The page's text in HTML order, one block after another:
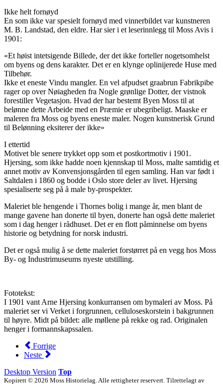
Ikke helt fornøyd
En som ikke var spesielt fornøyd med vinnerbildet var kunstneren
M. B. Landstad, den eldre. Har sier i et leserinnlegg til Moss Avis i
1901:
«Et høist intetsigende Billede, der det ikke forteller nogetsomhelst
om byens og dens karakter. Det er en klynge oplinijerede Huse med
Tilbehør.
Ikke et eneste Vindu mangler. En vel afpudset graabrun Fabrikpibe
rager op over Nøiagheden fra Nogle grønlige Dotter, der vistnok
forestiller Vegetasjon. Hvad der har bestemt Byen Moss til at
belønne dette Arbeide med en Præmie er ubegribeligt. Maaske er
maleren fra Moss og byens eneste maler. Nogen kunstnerisk Grund
til Belønning eksiterer der ikke»
I ettertid
Motivet ble senere trykket opp som et postkortmotiv i 1901.
Hjersing, som ikke hadde noen kjennskap til Moss, malte samtidig et
annet motiv av Konvensjonsgården til egen samling. Han var født i
Saltdalen i 1860 og bodde i Oslo store deler av livet. Hjersing
spesialiserte seg på å male by-prospekter.
Maleriet ble hengende i Thornes bolig i mange år, men blant de
mange gavene han donerte til byen, donerte han også dette maleriet
som i dag henger i rådhuset. Det er en flott påminnelse om byens
historie og betydning for norsk industri.
Det er også mulig å se dette maleriet forstørret på en vegg hos Moss
By- og Industrimuseums nyeste utstilling.
Fototekst:
I 1901 vant Arne Hjersing konkurransen om bymaleri av Moss. På
maleriet ser vi Verket i forgrunnen, celluloseskorstein i bakgrunnen
til høyre. Midt på bildet: alle møllene på rekke og rad. Originalen
henger i formannskapssalen.
Forrige
Neste
Desktop Version Top
Kopirett © 2026 Moss Historielag. Alle rettigheter reservert. Tilrettelagt av